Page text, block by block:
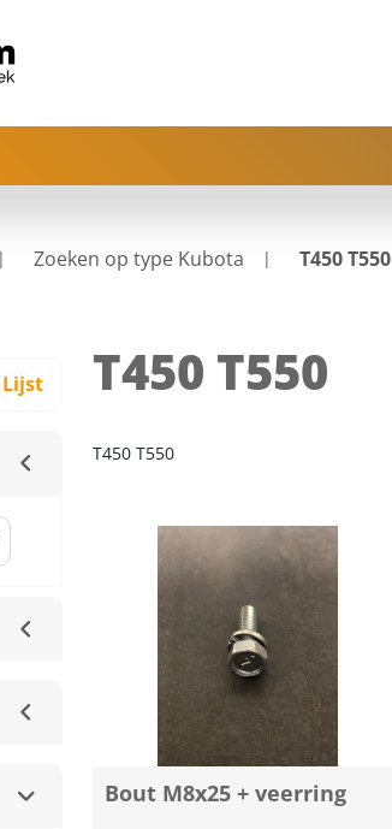
Zoeken op type Kubota T450 T550
Lijst T450 T550
T450 T550
Bout M8x25 + veerring